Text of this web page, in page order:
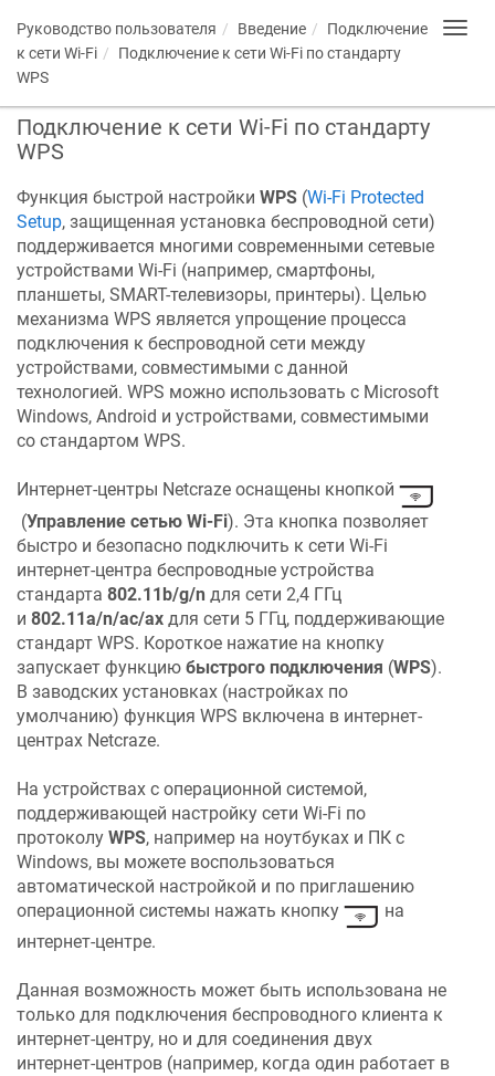
Руководство пользователя Введение
Подключение
к сети Wi-Fi
Подключение к сети Wi-Fi по стандарту
WPS
Подключение к сети Wi-Fi по стандарту
WPS
Функция быстрой настройки WPS (Wi-Fi Protected
Setup, защищенная установка беспроводной сети)
поддерживается многими современными сетевые
устройствами Wi-Fi (например, смартфоны,
планшеты, SMART-телевизоры, принтеры). Целью
механизма WPS является упрощение процесса
подключения к беспроводной сети между
устройствами, совместимыми с данной
технологией. WPS можно использовать с Microsoft
Windows, Android и устройствами, совместимыми
со стандартом WPS.
Интернет-центры Netcraze оснащены кнопкой
(Управление сетью Wi-Fi). Эта кнопка позволяет
быстро и безопасно подключить к сети Wi-Fi
интернет-центра беспроводные устройства
стандарта 802.11b/g/n для сети 2,4 ГГц
и 802.11a/n/ac/ax для сети 5 ГГц, поддерживающие
стандарт WPS. Короткое нажатие на кнопку
запускает функцию быстрого подключения (WPS).
В заводских установках (настройках по
умолчанию) функция WPS включена в интернет-
центрах Netcraze.
На устройствах с операционной системой,
поддерживающей настройку сети Wi-Fi по
протоколу WPS, например на ноутбуках и ПК с
Windows, вы можете воспользоваться
автоматической настройкой и по приглашению
операционной системы нажать кнопку
на
интернет-центре.
Данная возможность может быть использована не
только для подключения беспроводного клиента к
интернет-центру, но и для соединения двух
интернет-центров (например, когда один работает в